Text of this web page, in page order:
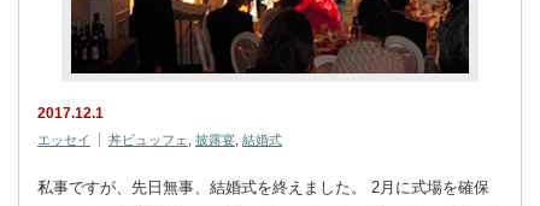
2017.12.1
エッセイ 丼ビュッフェ 披露宴 結婚式
私事ですが、先日無事、結婚式を終えました。 2月に式場を確保